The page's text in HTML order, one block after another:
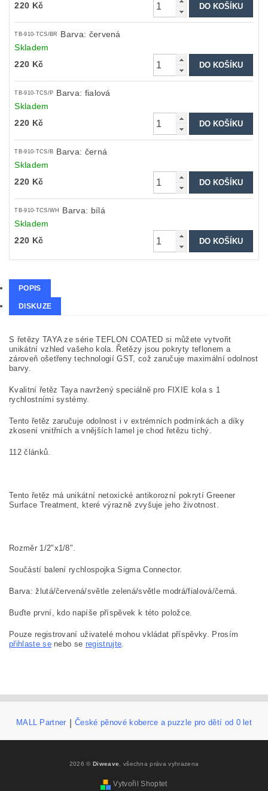
220 Kč
TB-910-TCS/BR
Barva: červená
Skladem
220 Kč
TB-910-TCS/P Barva: fialová
Skladem
220 Kč
TB-910-TCS/B Barva: černá
Skladem
220 Kč
TB-910-TCS/WH
Barva: bílá
Skladem
220 Kč
POPIS
DISKUZE
S řetězy TAYA ze série TEFLON COATED si můžete vytvořit
unikátní vzhled vašeho kola. Řetězy jsou pokryty teflonem a
zároveň ošetřeny technologií GST, což zaručuje maximální odolnost
barvy.
Kvalitní řetěz Taya navržený speciálně pro FIXIE kola s 1
rychlostními systémy.
Tento řetěz zaručuje odolnost i v extrémních podmínkách a díky
zkosení vnitřních a vnějších lamel je chod řetězu tichý.
112 článků.
Tento řetěz má unikátní netoxické antikorozní pokrytí Greener
Surface Treatment, které výrazně zvyšuje jeho životnost.
Rozměr 1/2"x1/8".
Součástí balení rychlospojka Sigma Connector.
Barva: žlutá/červená/světle zelená/světle modrá/fialová/černá.
Buďte první, kdo napíše příspěvek k této položce.
Pouze registrovaní uživatelé mohou vkládat příspěvky. Prosím
přihlaste senebo se registrujte.
MALL Partner České pěnové koberce a puzzle pro dětí od 0 let
2026 © Diweave, všechna práva vyhrazena
Vytvořil Shoptet